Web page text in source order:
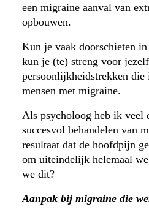
een migraine aanval van
opbouwen.
Kun je vaak doorschieten
kun je (te) streng voor
persoonlijkheidstrekken
mensen met migraine.
Als psycholoog heb ik veel
succesvol behandelen van
resultaat dat de hoofdpijn
om uiteindelijk helemaal
we dit?
Aanpak bij migraine die